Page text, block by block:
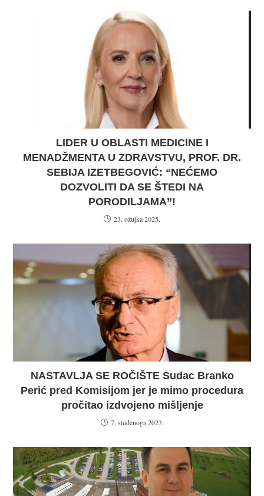
LIDER U OBLASTI MEDICINE I
MENADŽMENTA U ZDRAVSTVU, PROF. DR.
SEBIJA IZETBEGOVIĆ: “NEĆEMO
DOZVOLITI DA SE ŠTEDI NA
PORODILJAMA”!
23. ožujka 2025.
NASTAVLJA SE ROČIŠTE Sudac Branko
Perić pred Komisijom jer je mimo procedura
pročitao izdvojeno mišljenje
7. studenoga 2023.